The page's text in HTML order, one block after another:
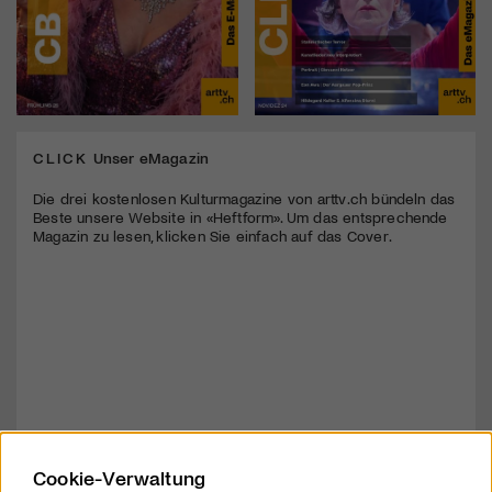
CLICK Unser eMagazin
Die drei kostenlosen Kulturmagazine von arttv.ch bündeln das
Beste unsere Website in «Heftform». Um das entsprechende
Magazin zu lesen, klicken Sie einfach auf das Cover.
Cookie-Verwaltung